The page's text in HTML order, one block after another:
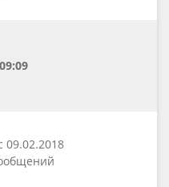
09.02.2018